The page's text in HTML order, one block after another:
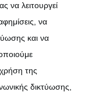
να λειτουργεί
να
και να
της
δικτύωσης,